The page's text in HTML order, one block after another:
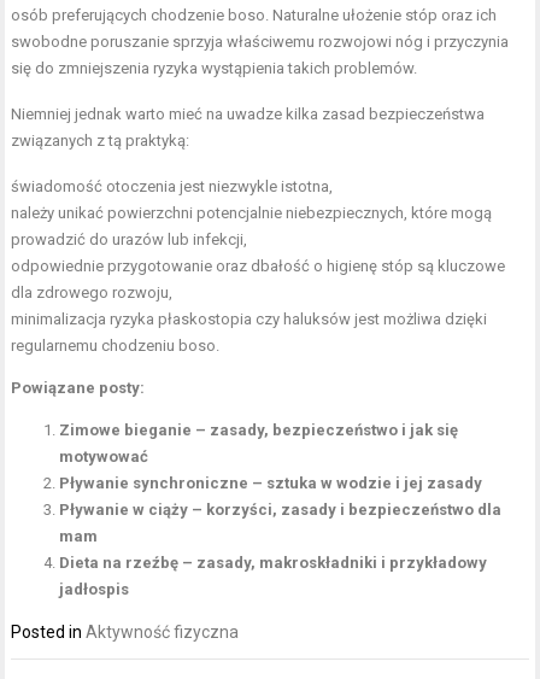
osób preferujących chodzenie boso. Naturalne ułożenie stóp oraz ich
swobodne poruszanie sprzyja właściwemu rozwojowi nóg i przyczynia
się do zmniejszenia ryzyka wystąpienia takich problemów.
Niemniej jednak warto mieć na uwadze kilka zasad bezpieczeństwa
związanych z tą praktyką:
świadomość otoczenia jest niezwykle istotna,
należy unikać powierzchni potencjalnie niebezpiecznych, które mogą
prowadzić do urazów lub infekcji,
odpowiednie przygotowanie oraz dbałość o higienę stóp są kluczowe
dla zdrowego rozwoju,
minimalizacja ryzyka płaskostopia czy haluksów jest możliwa dzięki
regularnemu chodzeniu boso.
Powiązane posty:
Zimowe bieganie – zasady, bezpieczeństwo i jak się
motywować
Pływanie synchroniczne – sztuka w wodzie i jej zasady
Pływanie w ciąży – korzyści, zasady i bezpieczeństwo dla
mam
Dieta na rzeźbę – zasady, makroskładniki i przykładowy
jadłospis
Posted inAktywność fizyczna